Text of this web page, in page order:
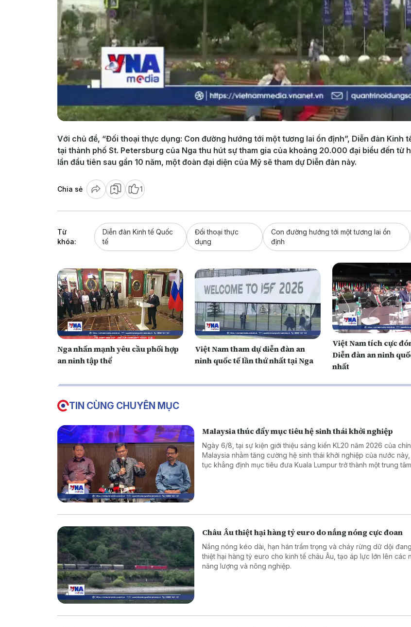
Video
Với chủ đề, “Đối thoại thực dụng: Con đường hướng tới một tương lai ổn định”, Diễn đàn
tại thành phố St. Petersburg của Nga thu hút sự tham gia của khoảng 20.000 đại biểu đến từ
lần đầu tiên sau gần 10 năm, một đoàn đại diện của Mỹ sẽ tham dự Diễn đàn này.
Chia sẻ 1
Từ
khóa:
Diễn đàn Kinh tế Quốc
tế
Đối thoại thực
dụng
Con đường hướng tới một tương lai ổn
định
Nga nhấn mạnh yêu cầu phối hợp
an ninh tập thể
Việt Nam tham dự diễn đàn an
ninh quốc tế lần thứ nhất tại Nga
Việt Nam tích cực
Diễn đàn an ninh
nhất
TIN CÙNG CHUYÊN MỤC
Malaysia thúc đẩy mục tiêu hệ sinh thái khởi nghiệp
Ngày 6/8, tại sự kiện giới thiệu sáng kiến KL20 năm 2026 của
Malaysia nhằm tăng cường hệ sinh thái khởi nghiệp của nước
tục khẳng định mục tiêu đưa Kuala Lumpur trở thành một trung
Châu Âu thiệt hại hàng tỷ euro do nắng nóng cực đoan
Nắng nóng kéo dài, hạn hán trầm trọng và cháy rừng dữ dội
thiệt hại hàng tỷ euro cho kinh tế châu Âu, tạo áp lực lớn lên các
năng lượng và nông nghiệp.